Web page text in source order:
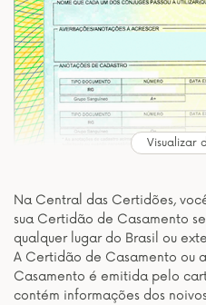
Visualizar
Na Central das Certidões,
sua Certidão de Casamento
qualquer lugar do Brasil ou
A Certidão de Casamento ou
Casamento é emitida pelo
contém informações dos